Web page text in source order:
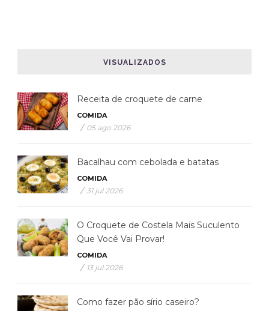
VISUALIZADOS
Receita de croquete de carne
COMIDA
/ 05 ago 2026
Bacalhau com cebolada e batatas
COMIDA
/ 31 jul 2026
O Croquete de Costela Mais Suculento
Que Você Vai Provar!
COMIDA
/ 13 jul 2026
Como fazer pão sírio caseiro?